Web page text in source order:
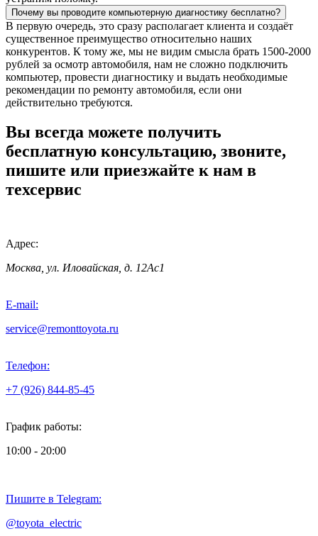
Почему вы проводите компьютерную диагностику бесплатно?
В первую очередь, это сразу располагает клиента и создаёт
существенное преимущество относительно наших
конкурентов. К тому же, мы не видим смысла брать 1500-2000
рублей за осмотр автомобиля, нам не сложно подключить
компьютер, провести диагностику и выдать необходимые
рекомендации по ремонту автомобиля, если они
действительно требуются.
Вы всегда можете получить
бесплатную консультацию, звоните,
пишите или приезжайте к нам в
техсервис
Адрес:
Москва, ул. Иловайская, д. 12Ас1
E-mail:
service@remonttoyota.ru
Телефон:
+7 (926) 844-85-45
График работы:
10:00 - 20:00
Пишите в Telegram:
@toyota_electric